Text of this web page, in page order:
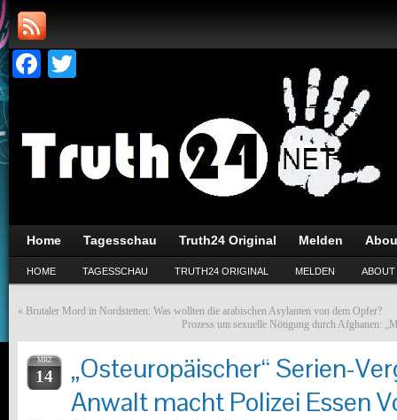
Facebook
Home Tagesschau Truth24 Original Melden
HOME TAGESSCHAU TRUTH24 ORIGINAL MELDEN ABOUT
« Brutaler Mord in Nordstetten: Was wollten die arabischen Asylanten von dem Opfer?
Prozess um sexuelle Nötigung durch Afghanen:
MRZ
14
„Osteuropäischer“ Serien-
Anwalt macht Polizei Essen